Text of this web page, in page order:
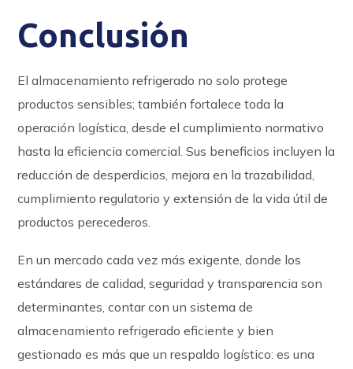
Conclusión
El almacenamiento refrigerado no solo protege
productos sensibles; también fortalece toda la
operación logística, desde el cumplimiento normativo
hasta la eficiencia comercial. Sus beneficios incluyen la
reducción de desperdicios, mejora en la trazabilidad,
cumplimiento regulatorio y extensión de la vida útil de
productos perecederos.
En un mercado cada vez más exigente, donde los
estándares de calidad, seguridad y transparencia son
determinantes, contar con un sistema de
almacenamiento refrigerado eficiente y bien
gestionado es más que un respaldo logístico: es una